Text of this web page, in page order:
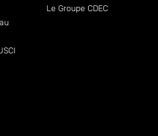
Le Groupe CDEC